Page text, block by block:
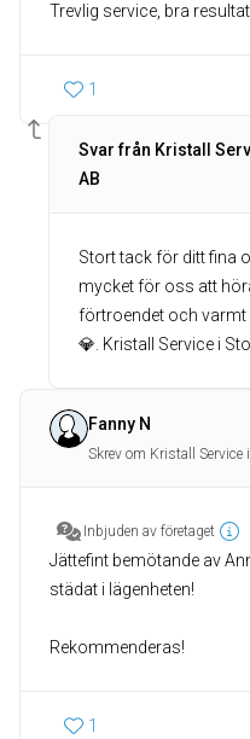
Trevlig service, bra
1
Svar från Kristall
AB
Stort tack för ditt fina
mycket för oss att
förtroendet och varmt
💎. Kristall Service i
Fanny N
Skrev om Kristall Service
Inbjuden av företaget
Jättefint bemötande av
städat i lägenheten!
Rekommenderas!
1